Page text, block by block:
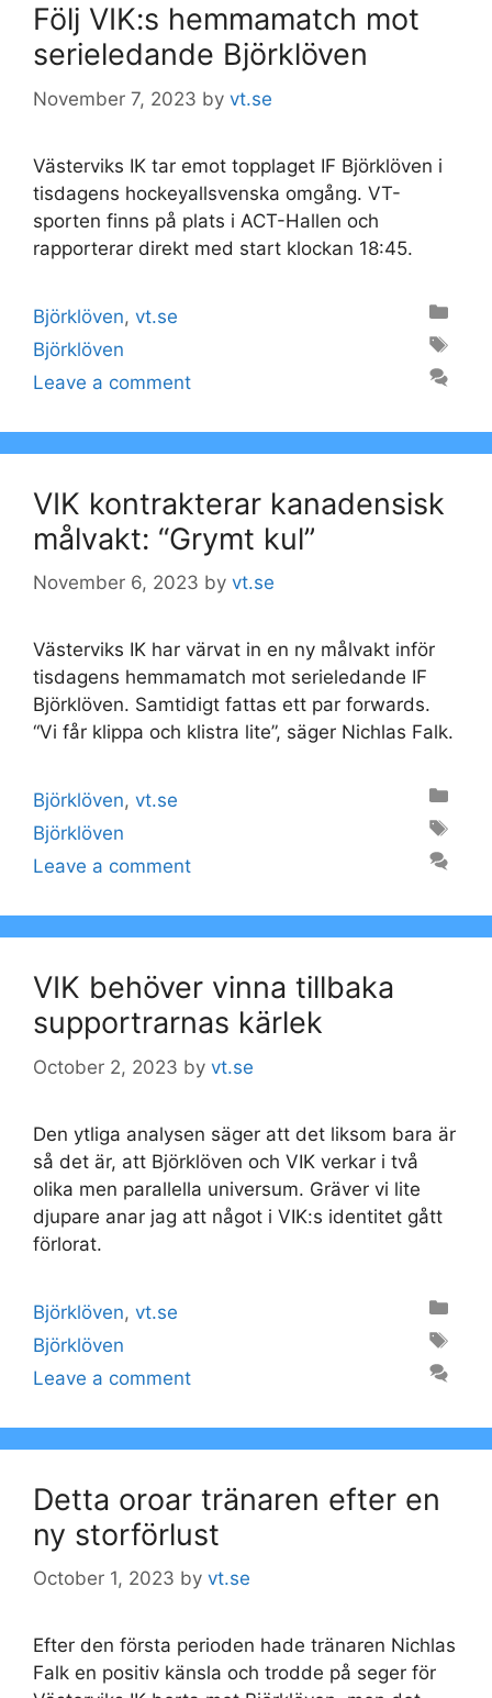
Följ VIK:s hemmamatch mot
serieledande Björklöven
November 7, 2023 by vt.se
Västerviks IK tar emot topplaget IF Björklöven i
tisdagens hockeyallsvenska omgång. VT-
sporten finns på plats i ACT-Hallen och
rapporterar direkt med start klockan 18:45.
Categories
Björklöven, vt.se
Tags
Björklöven
Leave a comment
VIK kontrakterar kanadensisk
målvakt: “Grymt kul”
November 6, 2023 by vt.se
Västerviks IK har värvat in en ny målvakt inför
tisdagens hemmamatch mot serieledande IF
Björklöven. Samtidigt fattas ett par forwards.
“Vi får klippa och klistra lite”, säger Nichlas Falk.
Categories
Björklöven, vt.se
Tags
Björklöven
Leave a comment
VIK behöver vinna tillbaka
supportrarnas kärlek
October 2, 2023 by vt.se
Den ytliga analysen säger att det liksom bara är
så det är, att Björklöven och VIK verkar i två
olika men parallella universum. Gräver vi lite
djupare anar jag att något i VIK:s identitet gått
förlorat.
Categories
Björklöven, vt.se
Tags
Björklöven
Leave a comment
Detta oroar tränaren efter en
ny storförlust
October 1, 2023 by vt.se
Efter den första perioden hade tränaren Nichlas
Falk en positiv känsla och trodde på seger för